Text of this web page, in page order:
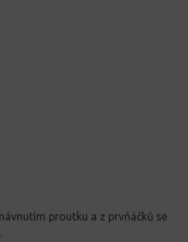
proutku a z prvňáčků se